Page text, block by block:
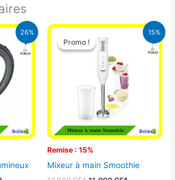
26%
Le
prix
actuel
est :
12.500 CFA.
15%
Promo !
Remise : 15%
Promo !
Mixeur à main Smoothie
Le
prix
initial
était :
12.900 CFA.
Le